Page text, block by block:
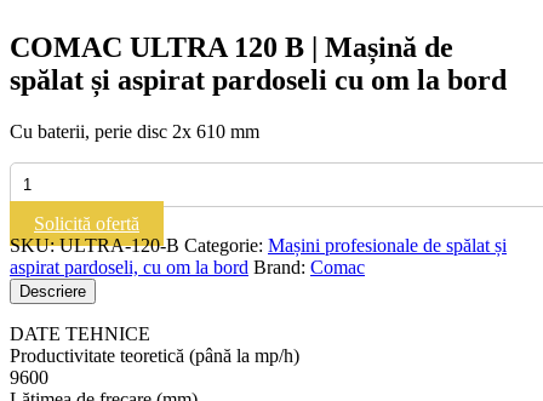
COMAC ULTRA 120 B | Mașină de
spălat și aspirat pardoseli cu om la bord
Cu baterii, perie disc 2x 610 mm
Cantitate
COMAC
ULTRA
120
B
|
Mașină
de
spălat
și
aspirat
Solicită ofertă
SKU:ULTRA-120-B Categorie: Mașini profesionale de spălat și
aspirat pardoseli, cu om la bord Brand: Comac
Descriere
DATE TEHNICE
Productivitate teoretică (până la mp/h)
9600